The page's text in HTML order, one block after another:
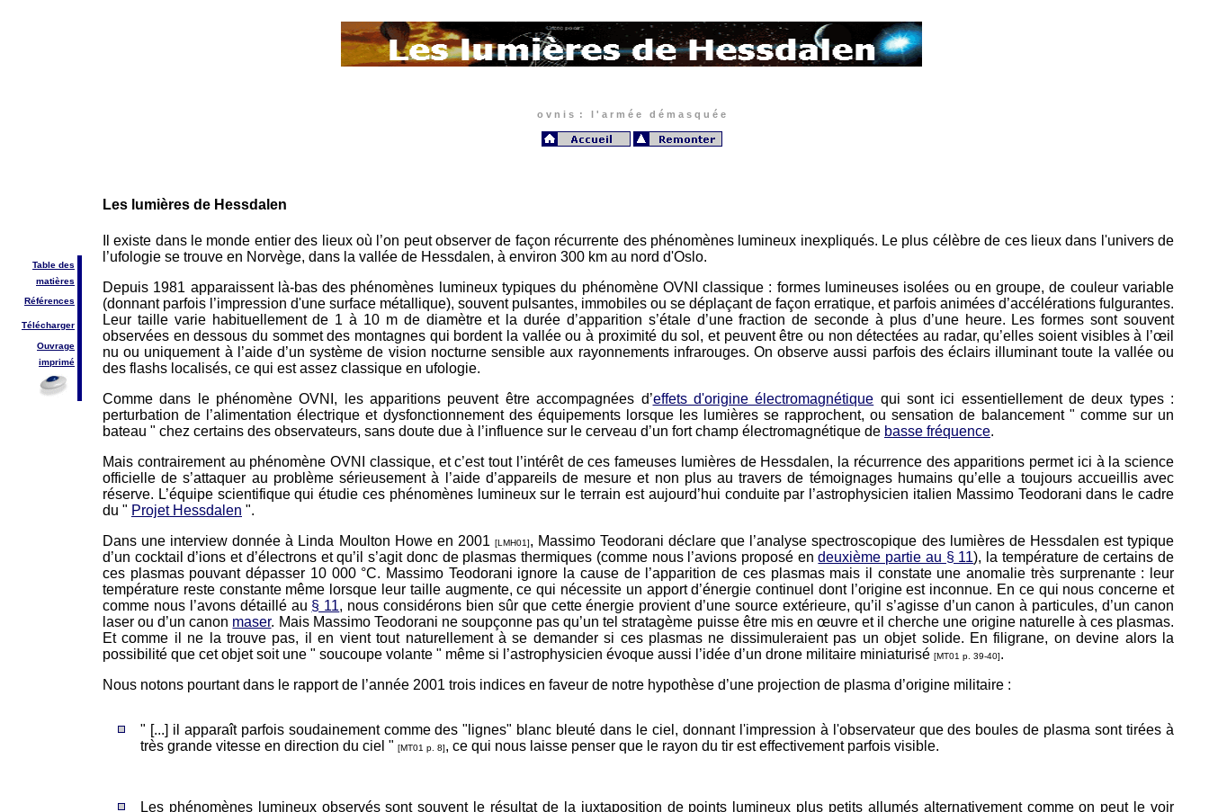
o v n i s : l ' a r m é e d é m a s q u é e
Table des
matières
Références
Télécharger
Ouvrage
imprimé
Les lumières de Hessdalen
Il existe dans le monde entier des lieux où l’on peut observer de façon récurrente des phénomènes lumineux inexpliqués. Le plus célèbre de ces lieux dans l'univers de
l’ufologie se trouve en Norvège, dans la vallée de Hessdalen, à environ 300 km au nord d'Oslo.
Depuis 1981 apparaissent là-bas des phénomènes lumineux typiques du phénomène OVNI classique : formes lumineuses isolées ou en groupe, de couleur variable
(donnant parfois l’impression d'une surface métallique), souvent pulsantes, immobiles ou se déplaçant de façon erratique, et parfois animées d’accélérations fulgurantes.
Leur taille varie habituellement de 1 à 10 m de diamètre et la durée d’apparition s’étale d’une fraction de seconde à plus d’une heure. Les formes sont souvent
observées en dessous du sommet des montagnes qui bordent la vallée ou à proximité du sol, et peuvent être ou non détectées au radar, qu’elles soient visibles à l’œil
nu ou uniquement à l’aide d’un système de vision nocturne sensible aux rayonnements infrarouges. On observe aussi parfois des éclairs illuminant toute la vallée ou
des flashs localisés, ce qui est assez classique en ufologie.
Comme dans le phénomène OVNI, les apparitions peuvent être accompagnées d’effets d'origine électromagnétique qui sont ici essentiellement de deux types :
perturbation de l’alimentation électrique et dysfonctionnement des équipements lorsque les lumières se rapprochent, ou sensation de balancement " comme sur un
bateau " chez certains des observateurs, sans doute due à l’influence sur le cerveau d’un fort champ électromagnétique de basse fréquence.
Mais contrairement au phénomène OVNI classique, et c’est tout l’intérêt de ces fameuses lumières de Hessdalen, la récurrence des apparitions permet ici à la science
officielle de s’attaquer au problème sérieusement à l’aide d’appareils de mesure et non plus au travers de témoignages humains qu’elle a toujours accueillis avec
réserve. L’équipe scientifique qui étudie ces phénomènes lumineux sur le terrain est aujourd’hui conduite par l’astrophysicien italien Massimo Teodorani dans le cadre
du " Projet Hessdalen ".
Dans une interview donnée à Linda Moulton Howe en 2001 [LMH01], Massimo Teodorani déclare que l’analyse spectroscopique des lumières de Hessdalen est typique
d’un cocktail d’ions et d’électrons et qu’il s’agit donc de plasmas thermiques (comme nous l’avions proposé endeuxième partie au § 11), la température de certains de
ces plasmas pouvant dépasser 10 000 °C. Massimo Teodorani ignore la cause de l’apparition de ces plasmas mais il constate une anomalie très surprenante : leur
température reste constante même lorsque leur taille augmente, ce qui nécessite un apport d’énergie continuel dont l’origine est inconnue. En ce qui nous concerne et
comme nous l’avons détaillé au § 11, nous considérons bien sûr que cette énergie provient d’une source extérieure, qu’il s’agisse d’un canon à particules, d’un canon
laser ou d’un canon maser. Mais Massimo Teodorani ne soupçonne pas qu’un tel stratagème puisse être mis en œuvre et il cherche une origine naturelle à ces plasmas.
Et comme il ne la trouve pas, il en vient tout naturellement à se demander si ces plasmas ne dissimuleraient pas un objet solide. En filigrane, on devine alors la
possibilité que cet objet soit une " soucoupe volante " même si l’astrophysicien évoque aussi l’idée d’un drone militaire miniaturisé [MT01 p. 39-40].
Nous notons pourtant dans le rapport de l’année 2001 trois indices en faveur de notre hypothèse d’une projection de plasma d’origine militaire :
" [...] il apparaît parfois soudainement comme des "lignes" blanc bleuté dans le ciel, donnant l'impression à l'observateur que des boules de plasma sont tirées à
très grande vitesse en direction du ciel " [MT01 p. 8], ce qui nous laisse penser que le rayon du tir est effectivement parfois visible.
Les phénomènes lumineux observés sont souvent le résultat de la juxtaposition de points lumineux plus petits allumés alternativement comme on peut le voir